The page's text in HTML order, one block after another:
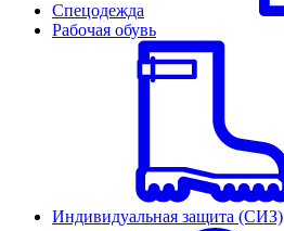
Спецодежда
Рабочая обувь
Индивидуальная защита (СИЗ)